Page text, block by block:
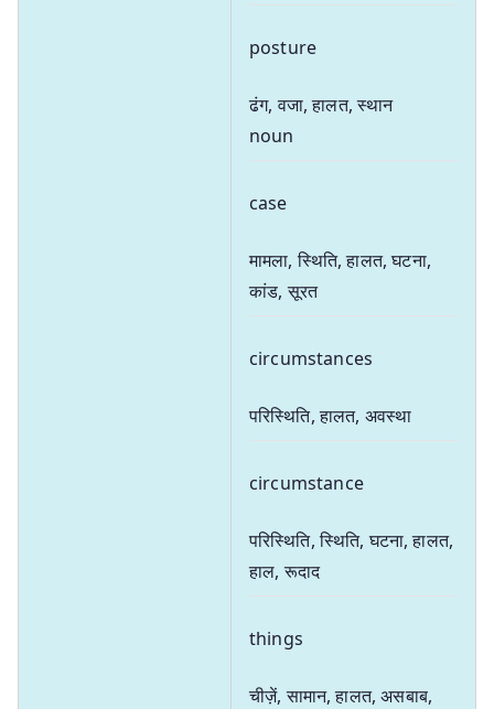
posture
ढंग, वजा, हालत, स्थान
noun
case
मामला, स्थिति, हालत, घटना,
कांड, सूरत
circumstances
परिस्थिति, हालत, अवस्था
circumstance
परिस्थिति, स्थिति, घटना, हालत,
हाल, रूदाद
things
चीज़ें, सामान, हालत, असबाब,